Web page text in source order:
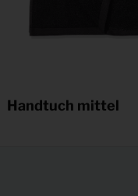
Handtuch mittel